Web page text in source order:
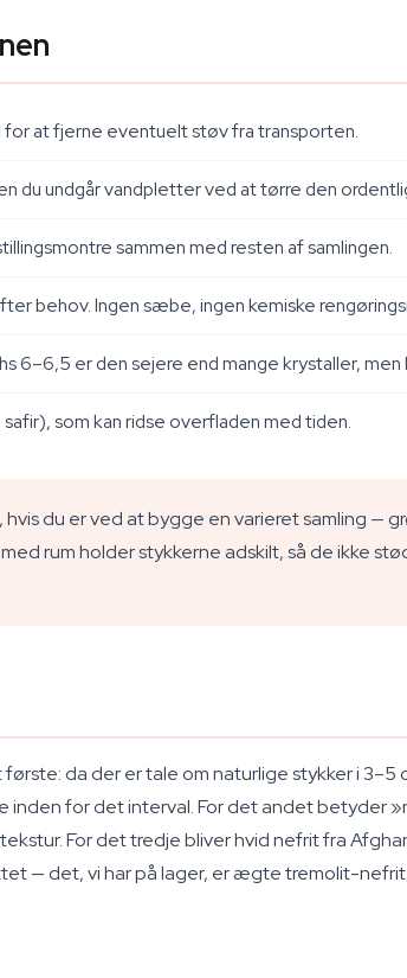
for at fjerne eventuelt støv fra transporten.
du undgår vandpletter ved at tørre den
sammen med resten af samlingen.
behov. Ingen sæbe, ingen kemiske
6–6,5 er den sejere end mange krystaller,
som kan ridse overfladen med tiden.
du er ved at bygge en varieret samling —
rum holder stykkerne adskilt, så de ikke
da der er tale om naturlige stykker i
for det interval. For det andet betyder
For det tredje bliver hvid nefrit fra
— det, vi har på lager, er ægte tremolit-